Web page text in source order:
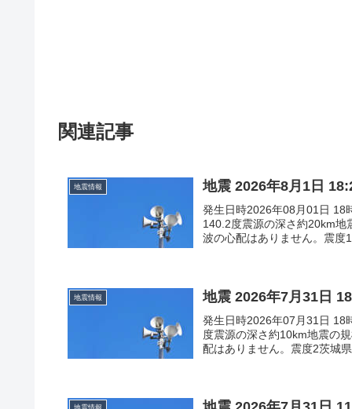
関連記事
地震情報 地震 2026年8月1日
発生日時2026年08月01日 18
140.2度震源の深さ約20km地
波の心配はありません。震度
地震情報 地震 2026年7月31日
発生日時2026年07月31日 18
度震源の深さ約10km地震の
配はありません。震度2茨城